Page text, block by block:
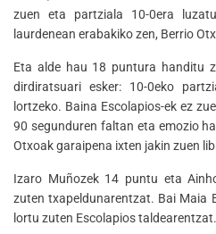
zuen eta partziala 10-0era
laurdenean erabakiko zen, Berrio
Eta alde hau 18 puntura handitu
dirdiratsuari esker: 10-0eko
lortzeko. Baina Escolapios-ek ez
90 segunduren faltan eta emozio
Otxoak garaipena ixten jakin zuen
Izaro Muñozek 14 puntu eta
zuten txapeldunarentzat. Bai Maia
lortu zuten Escolapios taldearentzat.